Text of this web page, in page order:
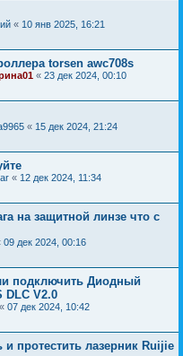
« 10 янв 2025, 16:21
torsen awc708s
« 23 дек 2024, 00:10
« 15 дек 2024, 21:24
« 12 дек 2024, 11:34
на защитной линзе что с
09 дек 2024, 00:16
подключить Диодный
DLC V2.0
« 07 дек 2024, 10:42
протестить лазерник Ruijie